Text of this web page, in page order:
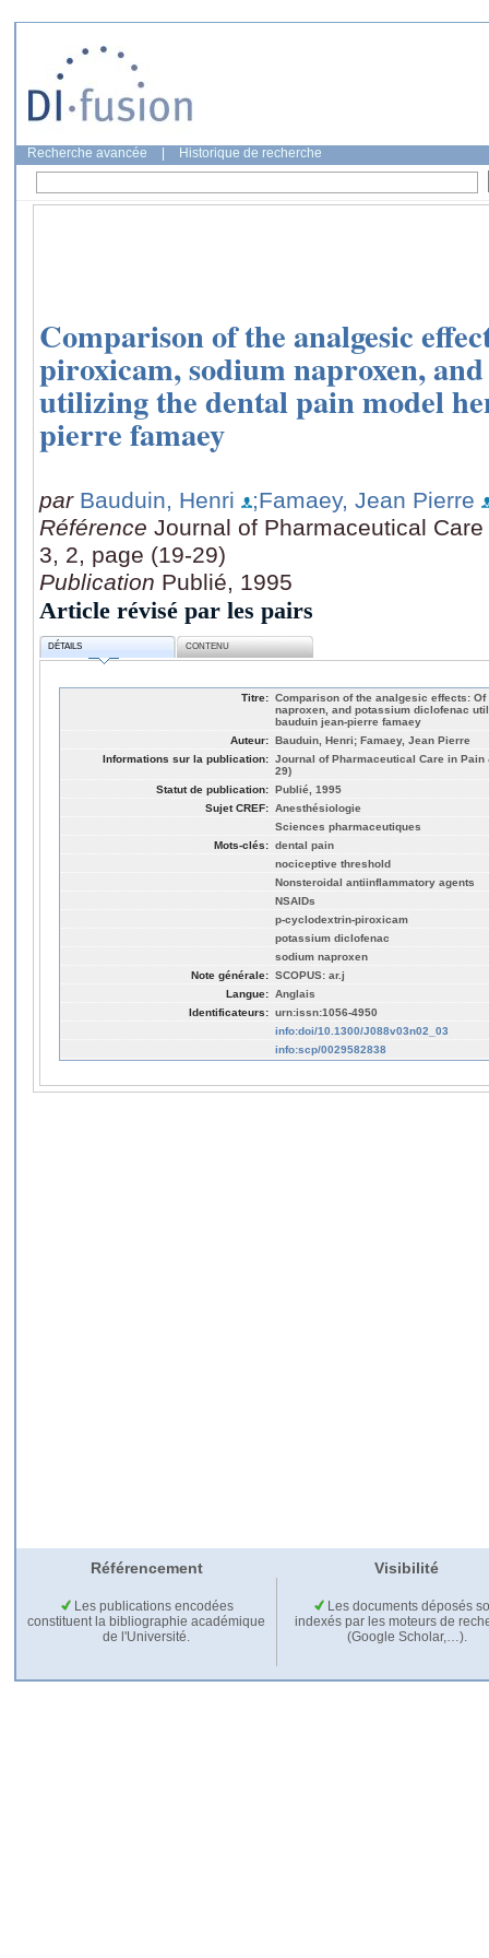
Recherche avancée Historique de recherche
Comparison of the analgesic
piroxicam, sodium naproxen,
utilizing the dental pain model
pierre famaey
par Bauduin, Henri
;Famaey, Jean Pierre
Référence Journal of Pharmaceutical
3, 2, page (19-29)
Publication Publié, 1995
Article révisé par les pairs
DÉTAILS CONTENU
Titre: Comparison of the analgesic effects:
naproxen, and potassium diclofenac
bauduin jean-pierre famaey
Auteur: Bauduin, Henri; Famaey, Jean Pierre
Informations sur la publication: Journal of Pharmaceutical Care in Pain
29)
Statut de publication: Publié, 1995
Sujet CREF: Anesthésiologie
Sciences pharmaceutiques
Mots-clés: dental pain
nociceptive threshold
Nonsteroidal antiinflammatory agents
NSAIDs
p-cyclodextrin-piroxicam
potassium diclofenac
sodium naproxen
Note générale: SCOPUS: ar.j
Langue: Anglais
Identificateurs: urn:issn:1056-4950
info:doi/10.1300/J088v03n02_03
info:scp/0029582838
Référencement Visibilité
Les publications encodées
constituent la bibliographie académique
de l'Université.
Les documents déposés
indexés par les moteurs de
(Google Scholar,…).